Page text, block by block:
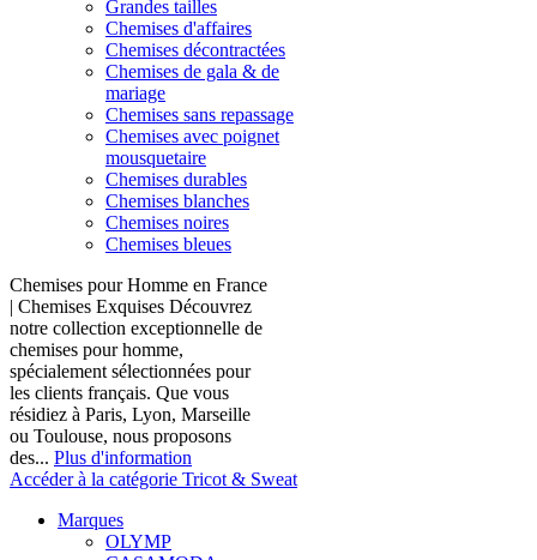
Grandes tailles
Chemises d'affaires
Chemises décontractées
Chemises de gala & de
mariage
Chemises sans repassage
Chemises avec poignet
mousquetaire
Chemises durables
Chemises blanches
Chemises noires
Chemises bleues
Chemises pour Homme en France
| Chemises Exquises Découvrez
notre collection exceptionnelle de
chemises pour homme,
spécialement sélectionnées pour
les clients français. Que vous
résidiez à Paris, Lyon, Marseille
ou Toulouse, nous proposons
des... Plus d'information
Accéder à la catégorie Tricot & Sweat
Marques
OLYMP